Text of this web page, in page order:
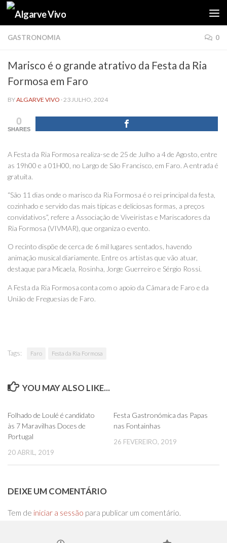
Skip to content
GASTRONOMIA 0
Marisco é o grande atrativo da Festa da Ria
Formosa em Faro
BYALGARVE VIVO ·23 JULHO, 2024
0
SHARES
A Festa da Ria Formosa realiza-se de 25 de Julho a 4 de Agosto, entre
as 19h00 e a 01H00, no Largo de São Francisco, em Faro. A entrada é
gratuita.
“São 11 dias onde o marisco da Ria Formosa é o rei principal da festa,
cozinhado e servido das mais típicas e deliciosas formas, a preços
convidativos”, refere a Associação de Viveiristas e Mariscadores da
Ria Formosa (VIVMAR), que organiza o evento.
O recinto dispõe de cerca de 6 mil lugares sentados, havendo
animação musical diariamente. Entre os artistas que vão atuar,
destaque para Micaela, Rosinha, Jorge Guerreiro e Sérgio Rossi.
A Festa da Ria Formosa conta com o apoio da Câmara de Faro e da
União de Freguesias de Faro.
Tags: Faro Festa da Ria Formosa
YOU MAY ALSO LIKE...
Folhado de Loulé é candidato
às 7 Maravilhas Doces de
Portugal
20 ABRIL, 2019
Festa Gastronómica das Papas
nas Fontainhas
26 FEVEREIRO, 2019
DEIXE UM COMENTÁRIO
Tem de iniciar a sessão para publicar um comentário.